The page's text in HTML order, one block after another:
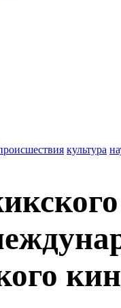
культура